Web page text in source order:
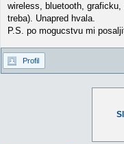
wireless, bluetooth,
treba). Unapred hvala.
P.S. po mogucstvu mi
Profil